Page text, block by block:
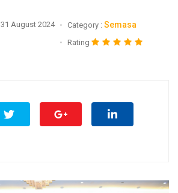
31 August 2024 Category : Semasa
Rating